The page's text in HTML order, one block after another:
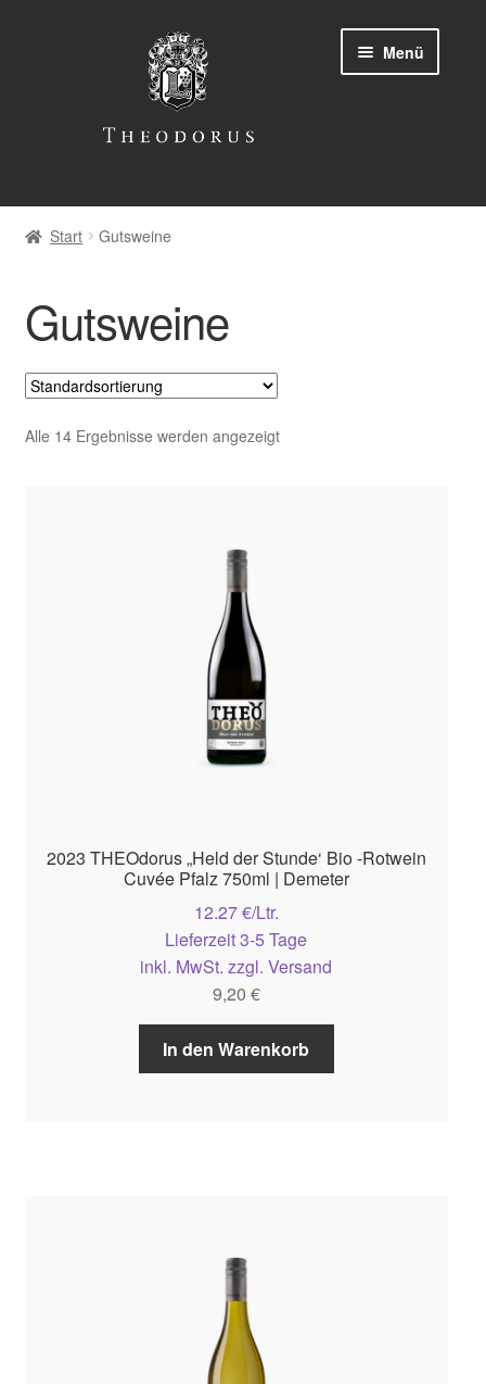
Menü
Start
Datenschutz
Kasse
Lieferung und Zahlung
Start Gutsweine
Gutsweine
Alle 14 Ergebnisse werden angezeigt
2023 THEOdorus „Held der Stunde‘ Bio -Rotwein
Cuvée Pfalz 750ml | Demeter
12.27 €/Ltr.
Lieferzeit 3-5 Tage
inkl. MwSt. zzgl. Versand
9,20 €
In den Warenkorb